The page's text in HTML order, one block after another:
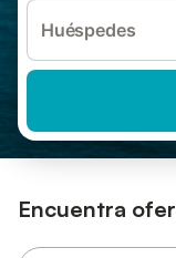
Huéspedes
Encuentra